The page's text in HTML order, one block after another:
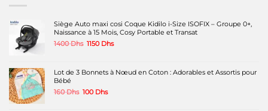
Siège Auto maxi cosi Coque Kidilo i-Size ISOFIX – Groupe 0+,
Naissance à 15 Mois, Cosy Portable et Transat
1400Dhs Le
1400 Dhs.
1150 DhsLe
1150 Dhs.
Lot de 3 Bonnets à Nœud en Coton : Adorables et Assortis pour
Bébé
160Dhs Le
100 DhsLe